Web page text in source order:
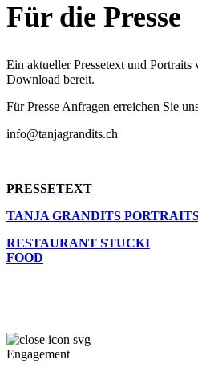
Für die Presse
Ein aktueller Pressetext und Portraits
Download bereit.
Für Presse Anfragen erreichen Sie
info@tanjagrandits.ch
PRESSETEXT
TANJA GRANDITS
RESTAURANT STUCKI
FOOD
Engagement